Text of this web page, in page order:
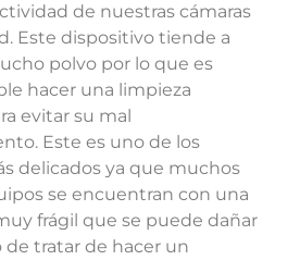
de nuestras cámaras
Este dispositivo tiende a
polvo por lo que es
hacer una limpieza
evitar su mal
Este es uno de los
delicados ya que muchos
se encuentran con una
frágil que se puede dañar
tratar de hacer un